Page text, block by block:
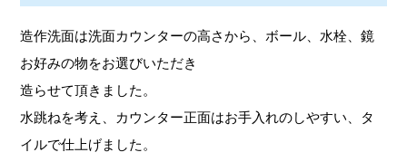
造作洗面は洗面カウンターの高さから、ボール、水栓、鏡
お好みの物をお選びいただき
造らせて頂きました。
水跳ねを考え、カウンター正面はお手入れのしやすい、タ
イルで仕上げました。